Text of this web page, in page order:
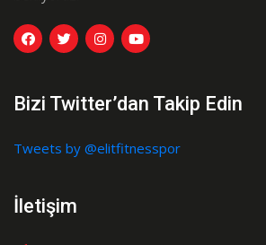
Bizi Twitter’dan Takip Edin
Tweets by @elitfitnesspor
İletişim